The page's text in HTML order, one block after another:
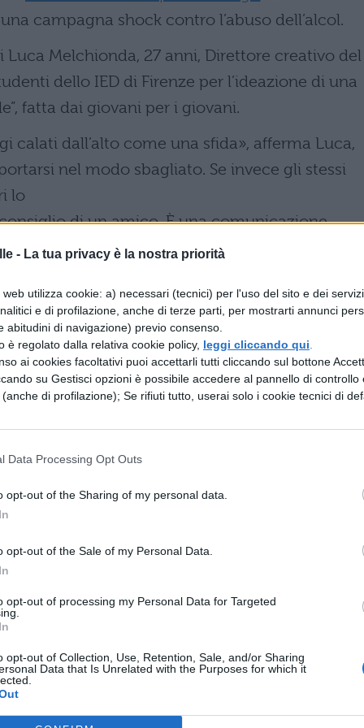
- La tua privacy è la nostra priorità
utilizza cookie: a) necessari (tecnici) per l'uso del sito e dei
e di profilazione, anche di terze parti, per mostrarti annunci
abitudini di navigazione) previo consenso.
è regolato dalla relativa cookie policy, leggi cliccando qui
ai cookies facoltativi puoi accettarli tutti cliccando sul bottone
su Gestisci opzioni è possibile accedere al pannello di controllo
di profilazione); Se rifiuti tutto, userai solo i cookie tecnici di
Data Processing Opt Outs
opt-out of the Sharing of my personal data.
opt-out of the Sale of my Personal Data.
opt-out of processing my Personal Data for Targeted
opt-out of Collection, Use, Retention, Sale, and/or Sharing
Data that Is Unrelated with the Purposes for which it
campagna shock contro l’abuso dell’alcol.
Luca Melchionda, 27 anni, Direttore creativo del
dello IED di Firenze per l’ideazione di una
fatta dai giovani per i giovani.
calati dall’alto come una sfida», afferma Luca,
nel modo sbagliato. Se invece gli stessi
lo
di un amico. È una comunicazione
di dire: “non bere!”. Semplicemente
mettersi
è pericolosissimo».
un passaggio. Non guido ubriaco La grafica e
della “Campagna di comunicazione sociale
di alcol alla guida” lanciata dal TENAX,
realizzati da Rawad Saghir, 27 anni nato in
e
Design dello IED di Firenze. Tramite una
compare la sagoma della morte in primo
falce insanguinata ed una bottiglia. Il nero
dai fari di una macchina posti dietro alla
Firenze e il video virale verrà diffuso tramite
Partner coinvolti.